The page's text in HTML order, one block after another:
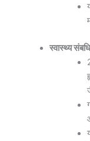
स्वास्थ्य